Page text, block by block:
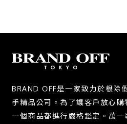
BRAND OFF是一家致力於根除
手精品公司。為了讓客戶放心
一個商品都進行嚴格鑑定。萬